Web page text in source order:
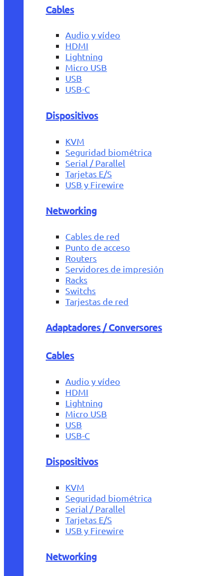
Cables
Audio y vídeo
HDMI
Lightning
Micro USB
USB
USB-C
Dispositivos
KVM
Seguridad biométrica
Serial / Parallel
Tarjetas E/S
USB y Firewire
Networking
Cables de red
Punto de acceso
Routers
Servidores de impresión
Racks
Switchs
Tarjestas de red
Adaptadores / Conversores
Cables
Audio y vídeo
HDMI
Lightning
Micro USB
USB
USB-C
Dispositivos
KVM
Seguridad biométrica
Serial / Parallel
Tarjetas E/S
USB y Firewire
Networking